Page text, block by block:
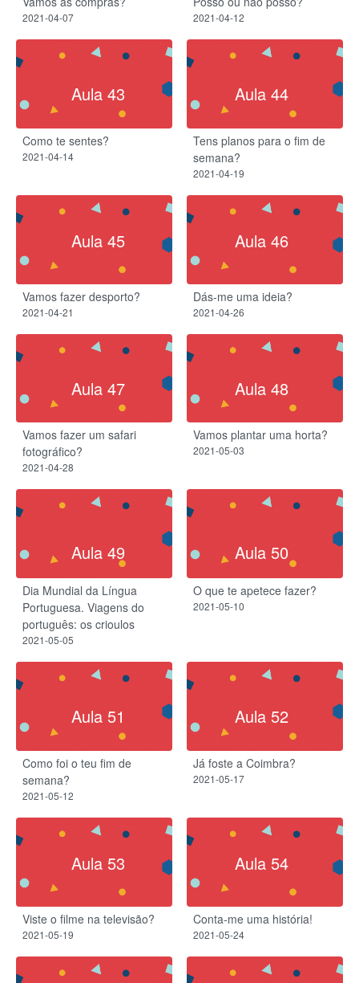
2021-04-07 2021-04-12
Aula 43
Como te sentes?
2021-04-14
Aula 44
Tens planos para o fim de
semana?
2021-04-19
Aula 45
Vamos fazer desporto?
2021-04-21
Aula 46
Dás-me uma ideia?
2021-04-26
Aula 47
Vamos fazer um safari
fotográfico?
2021-04-28
Aula 48
Vamos plantar uma horta?
2021-05-03
Aula 49
Dia Mundial da Língua
Portuguesa. Viagens do
português: os crioulos
2021-05-05
Aula 50
O que te apetece fazer?
2021-05-10
Aula 51
Como foi o teu fim de
semana?
2021-05-12
Aula 52
Já foste a Coimbra?
2021-05-17
Aula 53
Viste o filme na televisão?
2021-05-19
Aula 54
Conta-me uma história!
2021-05-24